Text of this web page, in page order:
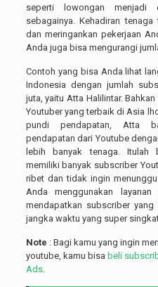
seperti lowongan menjadi
sebagainya. Kehadiran
dan meringankan pekerjaan
Anda juga bisa mengurangi
Contoh yang bisa Anda lihat
Indonesia dengan jumlah
juta, yaitu Atta Halilintar.
Youtuber yang terbaik di Asia
pundi pendapatan, Atta
pendapatan dari Youtube
lebih banyak tenaga. Itulah
memiliki banyak subscriber
ribet dan tidak ingin
Anda menggunakan layanan
mendapatkan subscriber
jangka waktu yang super
Note : Bagi kamu yang ingin
youtube, kamu bisa beli
Ads.